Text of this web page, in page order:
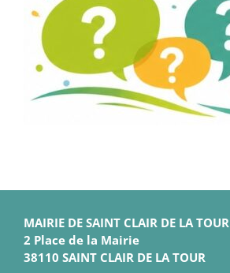
MAIRIE DE SAINT CLAIR DE LA TOUR
2 Place de la Mairie
38110 SAINT CLAIR DE LA TOUR